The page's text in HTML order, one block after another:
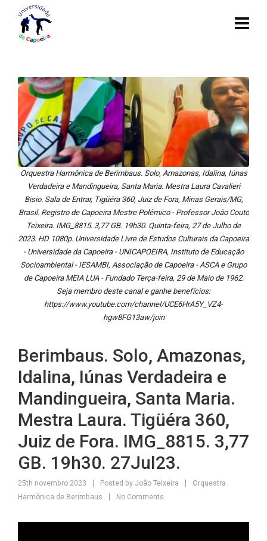
Orquestra Harmônica de Berimbaus. Solo, Amazonas, Idalina, Iúnas
Verdadeira e Mandingueira, Santa Maria. Mestra Laura Cavalieri
Bisio. Sala de Entrar, Tigüéra 360, Juiz de Fora, Minas Gerais/MG,
Brasil. Registro de Capoeira Mestre Polêmico - Professor João Couto
Teixeira. IMG_8815. 3,77 GB. 19h30. Quinta-feira, 27 de Julho de
2023. HD 1080p. Universidade Livre de Estudos Culturais da Capoeira
- Universidade da Capoeira - UNICAPOEIRA, Instituto de Educação
Socioambiental - IESAMBI, Associação de Capoeira - ASCA e Grupo
de Capoeira MEIA LUA - Fundado Terça-feira, 29 de Maio de 1962.
Seja membro deste canal e ganhe benefícios:
https://www.youtube.com/channel/UCE6HrA5Y_VZ4-
hgw8FG13aw/join
Berimbaus. Solo, Amazonas,
Idalina, Iúnas Verdadeira e
Mandingueira, Santa Maria.
Mestra Laura. Tigüéra 360,
Juiz de Fora. IMG_8815. 3,77
GB. 19h30. 27Jul23.
25th novembro 2023 Posted by João Teixeira
Orquestra
Harmônica de Berimbaus
No Comments